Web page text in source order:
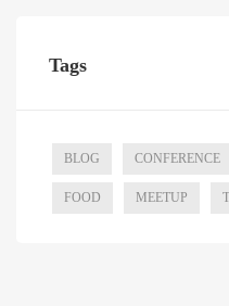
Tags
BLOG CONFERENCE
FOOD MEETUP